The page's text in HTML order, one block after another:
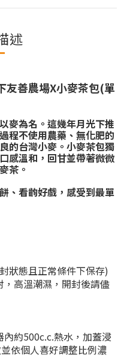
述
友善農場X小麥茶包(單
麥為名。這幾年月光下推
程不使用農藥、無化肥的
的台灣小麥。小麥茶包獨
感溫和，回甘並帶著微微
茶。
、看齣好戲，感受到最單
狀態且正常條件下保存)
高溫潮濕，開封後請儘
約500c.c.熱水，加蓋浸
依個人喜好調整比例濃